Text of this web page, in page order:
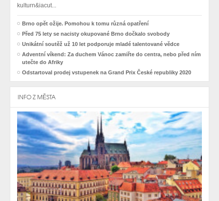
kulturn&iacut...
Brno opět ožije. Pomohou k tomu různá opatření
Před 75 lety se nacisty okupované Brno dočkalo svobody
Unikátní soutěž už 10 let podporuje mladé talentované vědce
Adventní víkend: Za duchem Vánoc zamiřte do centra, nebo před ním
utečte do Afriky
Odstartoval prodej vstupenek na Grand Prix České republiky 2020
INFO Z MĚSTA